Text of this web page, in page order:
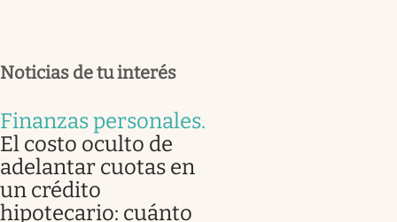
Noticias de tu interés
Finanzas personales.
El costo oculto de
adelantar cuotas en
un crédito
hipotecario: cuánto